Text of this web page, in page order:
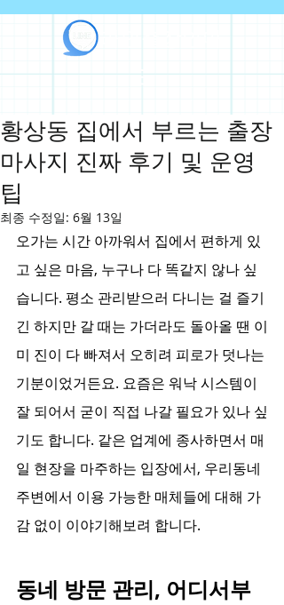
황상동 집에서 부르는 출장
마사지 진짜 후기 및 운영
팁
최종 수정일: 6월 13일
오가는 시간 아까워서 집에서 편하게 있
고 싶은 마음, 누구나 다 똑같지 않나 싶
습니다. 평소 관리받으러 다니는 걸 즐기
긴 하지만 갈 때는 가더라도 돌아올 땐 이
미 진이 다 빠져서 오히려 피로가 덧나는
기분이었거든요. 요즘은 워낙 시스템이
잘 되어서 굳이 직접 나갈 필요가 있나 싶
기도 합니다. 같은 업계에 종사하면서 매
일 현장을 마주하는 입장에서, 우리동네
주변에서 이용 가능한 매체들에 대해 가
감 없이 이야기해보려 합니다.
동네 방문 관리, 어디서부